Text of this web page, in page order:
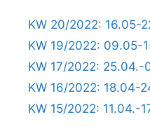
KW 20/2022: 16.05-
KW 19/2022: 09.05-
KW 17/2022: 25.04.-
KW 16/2022: 18.04-
KW 15/2022: 11.04.-